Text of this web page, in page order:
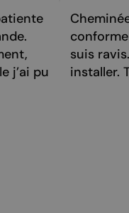
j’ai pu
suis
installer.